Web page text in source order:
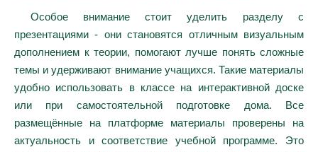
Особое внимание стоит уделить разделу с
презентациями - они становятся отличным визуальным
дополнением к теории, помогают лучше понять сложные
темы и удерживают внимание учащихся. Такие материалы
удобно использовать в классе на интерактивной доске
или при самостоятельной подготовке дома. Все
размещённые на платформе материалы проверены на
актуальность и соответствие учебной программе. Это